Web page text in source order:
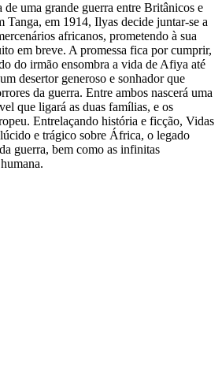
de uma grande guerra entre Britânicos e
Tanga, em 1914, Ilyas decide juntar-se a
africanos, prometendo à sua
em breve. A promessa fica por cumprir,
do irmão ensombra a vida de Afiya até
desertor generoso e sonhador que
da guerra. Entre ambos nascerá uma
que ligará as duas famílias, e os
Entrelaçando história e ficção, Vidas
e trágico sobre África, o legado
guerra, bem como as infinitas